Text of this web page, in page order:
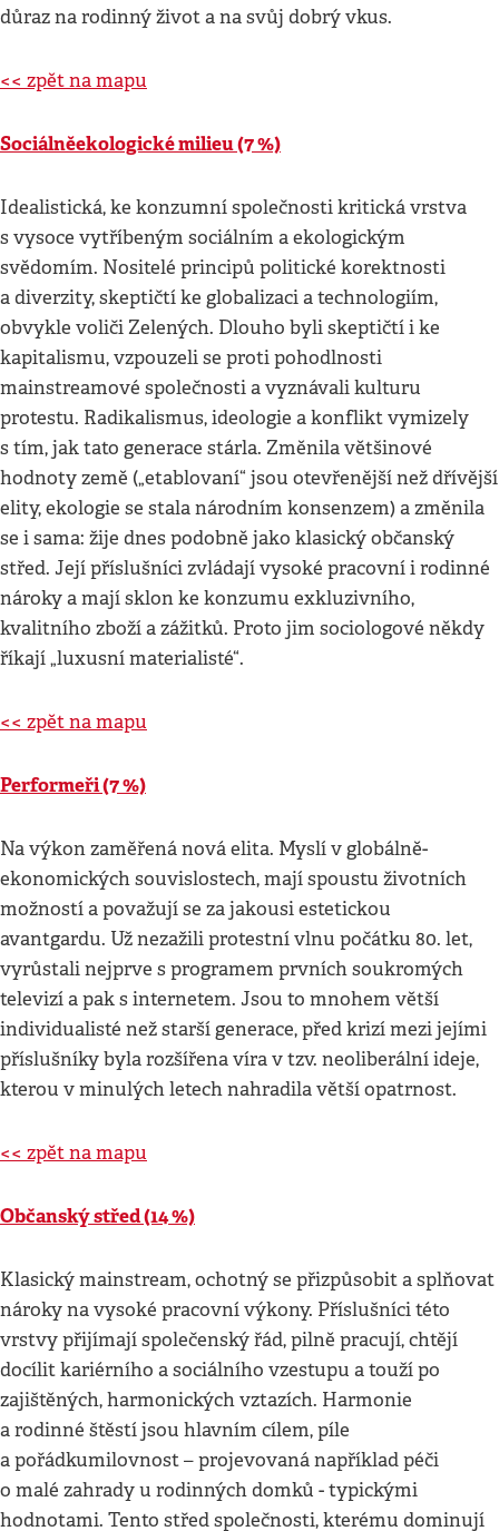
důraz na rodinný život a na svůj dobrý vkus.
<< zpět na mapu
Sociálněekologické milieu (7 %)
Idealistická, ke konzumní společnosti kritická vrstva
s vysoce vytříbeným sociálním a ekologickým
svědomím. Nositelé principů politické korektnosti
a diverzity, skeptičtí ke globalizaci a technologiím,
obvykle voliči Zelených. Dlouho byli skeptičtí i ke
kapitalismu, vzpouzeli se proti pohodlnosti
mainstreamové společnosti a vyznávali kulturu
protestu. Radikalismus, ideologie a konflikt vymizely
s tím, jak tato generace stárla. Změnila většinové
hodnoty země („etablovaní“ jsou otevřenější než dřívější
elity, ekologie se stala národním konsenzem) a změnila
se i sama: žije dnes podobně jako klasický občanský
střed. Její příslušníci zvládají vysoké pracovní i rodinné
nároky a mají sklon ke konzumu exkluzivního,
kvalitního zboží a zážitků. Proto jim sociologové někdy
říkají „luxusní materialisté“.
<< zpět na mapu
Performeři (7 %)
Na výkon zaměřená nová elita. Myslí v globálně-
ekonomických souvislostech, mají spoustu životních
možností a považují se za jakousi estetickou
avantgardu. Už nezažili protestní vlnu počátku 80. let,
vyrůstali nejprve s programem prvních soukromých
televizí a pak s internetem. Jsou to mnohem větší
individualisté než starší generace, před krizí mezi jejími
příslušníky byla rozšířena víra v tzv. neoliberální ideje,
kterou v minulých letech nahradila větší opatrnost.
<< zpět na mapu
Občanský střed (14 %)
Klasický mainstream, ochotný se přizpůsobit a splňovat
nároky na vysoké pracovní výkony. Příslušníci této
vrstvy přijímají společenský řád, pilně pracují, chtějí
docílit kariérního a sociálního vzestupu a touží po
zajištěných, harmonických vztazích. Harmonie
a rodinné štěstí jsou hlavním cílem, píle
a pořádkumilovnost – projevovaná například péči
o malé zahrady u rodinných domků - typickými
hodnotami. Tento střed společnosti, kterému dominují